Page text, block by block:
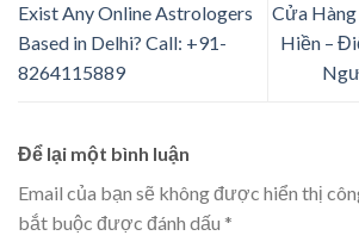
Exist Any Online Astrologers
Based in Delhi? Call: +91-
8264115889
Cửa
Hiền –
Để lại một bình luận
Email của bạn sẽ không được hiển thị
bắt buộc được đánh dấu *